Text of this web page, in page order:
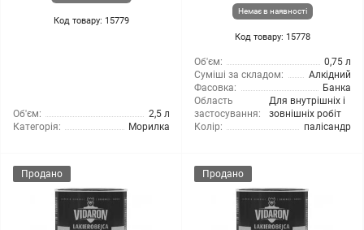
Код товару: 15779
Об'єм:
2,5 л
Категорія:
Морилка
Немає в наявності
Код товару: 15778
Об'єм:
0,75 л
Суміші за складом:
Алкідний
Фасовка:
Банка
Область
застосування:
Для внутрішніх і
зовнішніх робіт
Колір:
палісандр
Продано Продано